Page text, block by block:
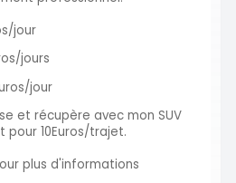
jour
jours
jour
et récupère avec mon SUV
10Euros/trajet.
plus d'informations